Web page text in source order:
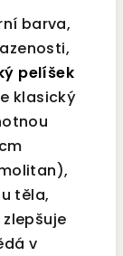
barva,
pelíšek
klasický
těla,
v